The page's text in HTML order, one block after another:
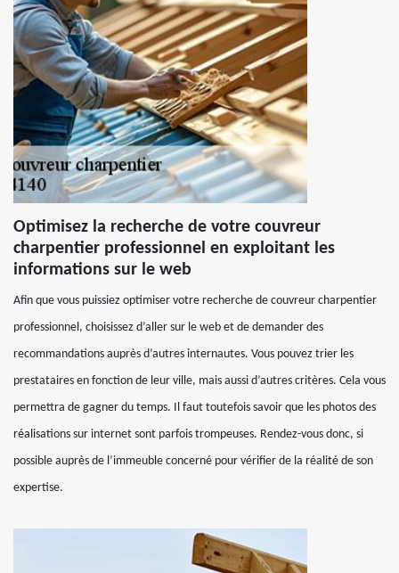
Optimisez la recherche de votre couvreur
charpentier professionnel en exploitant les
informations sur le web
Afin que vous puissiez optimiser votre recherche de couvreur charpentier
professionnel, choisissez d’aller sur le web et de demander des
recommandations auprès d’autres internautes. Vous pouvez trier les
prestataires en fonction de leur ville, mais aussi d’autres critères. Cela vous
permettra de gagner du temps. Il faut toutefois savoir que les photos des
réalisations sur internet sont parfois trompeuses. Rendez-vous donc, si
possible auprès de l’immeuble concerné pour vérifier de la réalité de son
expertise.